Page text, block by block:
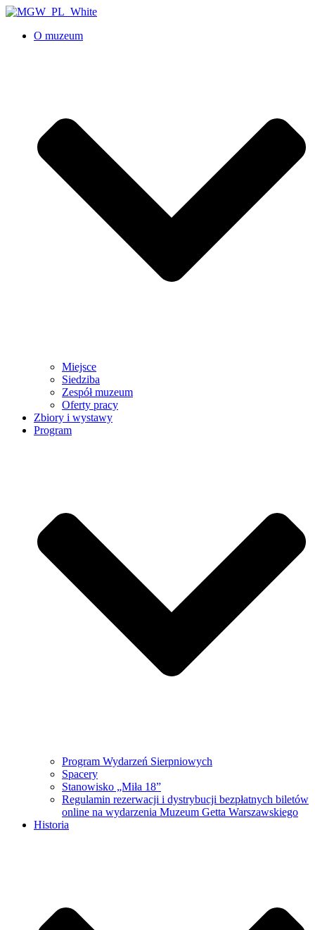
O muzeum
Miejsce
Siedziba
Zespół muzeum
Oferty pracy
Zbiory i wystawy
Program
Program Wydarzeń Sierpniowych
Spacery
Stanowisko „Miła 18”
Regulamin rezerwacji i dystrybucji bezpłatnych biletów
online na wydarzenia Muzeum Getta Warszawskiego
Historia